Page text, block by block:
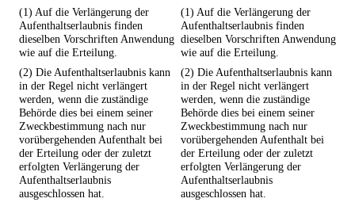
(1) Auf die Verlängerung der
Aufenthaltserlaubnis finden
dieselben Vorschriften Anwendung
wie auf die Erteilung.
(1) Auf die Verlängerung der
Aufenthaltserlaubnis finden
dieselben Vorschriften Anwendung
wie auf die Erteilung.
(2) Die Aufenthaltserlaubnis kann
in der Regel nicht verlängert
werden, wenn die zuständige
Behörde dies bei einem seiner
Zweckbestimmung nach nur
vorübergehenden Aufenthalt bei
der Erteilung oder der zuletzt
erfolgten Verlängerung der
Aufenthaltserlaubnis
ausgeschlossen hat.
(2) Die Aufenthaltserlaubnis kann
in der Regel nicht verlängert
werden, wenn die zuständige
Behörde dies bei einem seiner
Zweckbestimmung nach nur
vorübergehenden Aufenthalt bei
der Erteilung oder der zuletzt
erfolgten Verlängerung der
Aufenthaltserlaubnis
ausgeschlossen hat.